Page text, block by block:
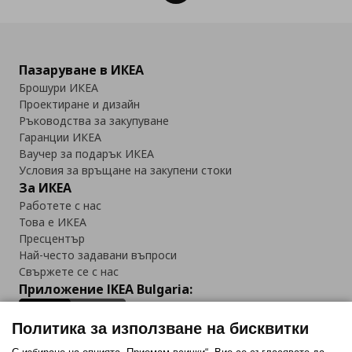
Пазаруване в ИКЕА
Брошури ИКЕА
Проектиране и дизайн
Ръководства за закупуване
Гаранции ИКЕА
Ваучер за подарък ИКЕА
Условия за връщане на закупени стоки
За ИКЕА
Работете с нас
Това е ИКЕА
Пресцентър
Най-често задавани въпроси
Свържете се с нас
Приложение IKEA Bulgaria:
Политика за използване на бисквитки